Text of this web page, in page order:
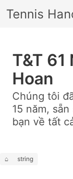
Tennis
T&T 61
Hoan
Chúng tôi
15 năm,
bạn về tất
⌂ string